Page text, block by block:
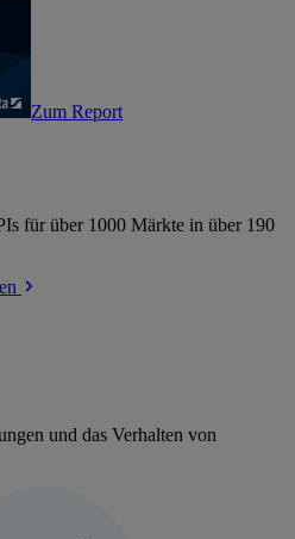
Zum Report
für über 1000 Märkte in über 190
und das Verhalten von